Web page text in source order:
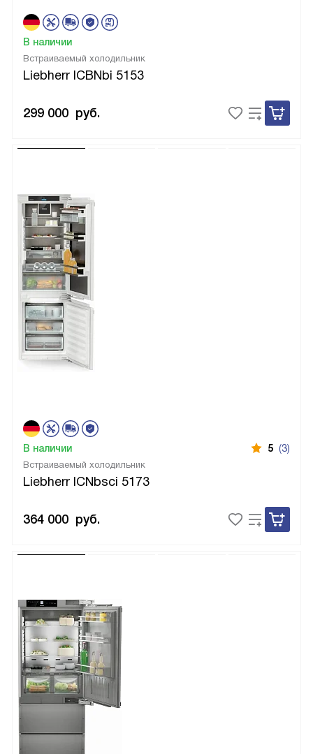
Встраиваемый холодильник
Liebherr ICBNbi 5153
В наличии
299 000 руб.
Встраиваемый холодильник
Liebherr ICNbsci 5173
В наличии 5 (3)
364 000 руб.